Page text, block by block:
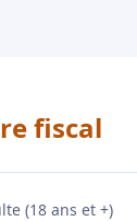
fiscal
(18 ans et +)